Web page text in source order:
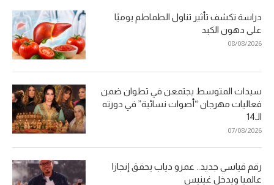
دراسة تكشف تأثير تناول الطماطم يوميًا
على دهون الكبد
08/08/2026
سيدات المتوسط يجتمعن في تطوان ضمن
فعاليات مهرجان “أصوات نسائية” في دورته
الـ14
07/08/2026
رقم قياسي جديد.. عمرو دياب يحقق إنجازا
عالميا ويدخل غينيس